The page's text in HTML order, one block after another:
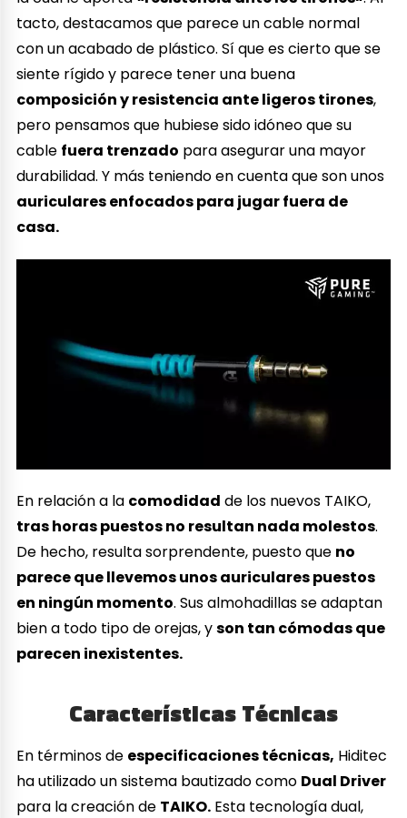
tacto, destacamos que parece un cable normal
con un acabado de plástico. Sí que es cierto que se
siente rígido y parece tener una buena
composición y resistencia ante ligeros tirones,
pero pensamos que hubiese sido idóneo que su
cable fuera trenzado para asegurar una mayor
durabilidad. Y más teniendo en cuenta que son unos
auriculares enfocados para jugar fuera de
casa.
En relación a la comodidad de los nuevos TAIKO,
tras horas puestos no resultan nada molestos.
De hecho, resulta sorprendente, puesto que no
parece que llevemos unos auriculares puestos
en ningún momento. Sus almohadillas se adaptan
bien a todo tipo de orejas, yson tan cómodas que
parecen inexistentes.
Características Técnicas
En términos de especificaciones técnicas, Hiditec
ha utilizado un sistema bautizado como Dual Driver
para la creación de TAIKO. Esta tecnología dual,